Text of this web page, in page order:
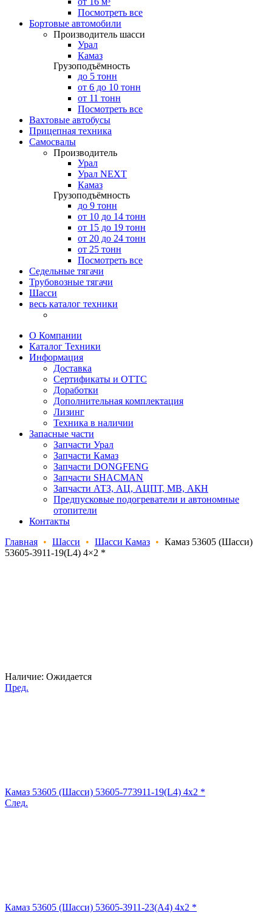
Посмотреть все
Бортовые автомобили
Производитель шасси
Урал
Камаз
Грузоподъёмность
до 5 тонн
от 6 до 10 тонн
от 11 тонн
Посмотреть все
Вахтовые автобусы
Прицепная техника
Самосвалы
Производитель
Урал
Урал NEXT
Камаз
Грузоподъёмность
до 9 тонн
от 10 до 14 тонн
от 15 до 19 тонн
от 20 до 24 тонн
от 25 тонн
Посмотреть все
Седельные тягачи
Трубовозные тягачи
Шасси
весь каталог техники
О Компании
Каталог Техники
Информация
Доставка
Сертификаты и ОТТС
Доработки
Дополнительная комплектация
Лизинг
Техника в наличии
Запасные части
Запчасти Урал
Запчасти Камаз
Запчасти DONGFENG
Запчасти SHACMAN
Запчасти АТЗ, АЦ, АЦПТ, МВ, АКН
Предпусковые подогреватели и автономные
отопители
Контакты
Главная • Шасси • Шасси Камаз • Камаз 53605 (Шасси)
53605-3911-19(L4) 4×2 *
Наличие: Ожидается
Пред.
Камаз 53605 (Шасси) 53605-773911-19(L4) 4x2 *
След.
Камаз 53605 (Шасси) 53605-3911-23(А4) 4x2 *